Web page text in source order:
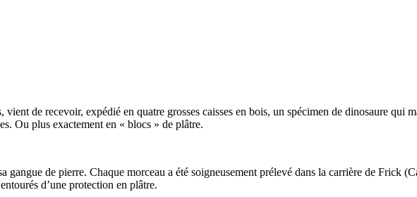
de recevoir, expédié en quatre grosses caisses en bois, un spécimen de dinosaure qui
Ou plus exactement en « blocs » de plâtre.
gangue de pierre. Chaque morceau a été soigneusement prélevé dans la carrière de Frick
d’une protection en plâtre.